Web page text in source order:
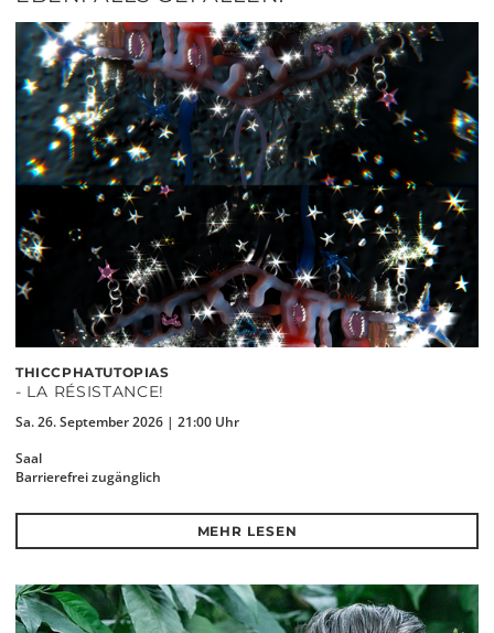
THICCPHATUTOPIAS
- LA RÉSISTANCE!
Sa. 26. September 2026 | 21:00 Uhr
Saal
Barrierefrei zugänglich
MEHR LESEN